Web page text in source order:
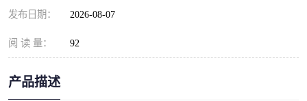
发布日期： 2026-08-07
阅 读 量： 92
产品描述